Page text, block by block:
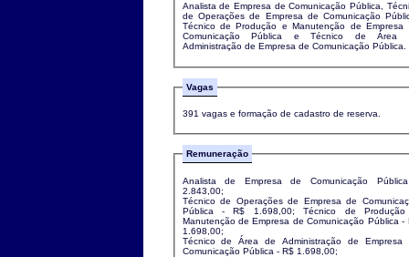
Analista de Empresa de Comunicação Pública,
de Operações de Empresa de Comunicação
Técnico de Produção e Manutenção de Empresa
Comunicação Pública e Técnico de Área
Administração de Empresa de Comunicação Pública.
Vagas
391 vagas e formação de cadastro de reserva.
Remuneração
Analista de Empresa de Comunicação
2.843,00;
Técnico de Operações de Empresa de
Pública - R$ 1.698,00; Técnico de
Manutenção de Empresa de Comunicação Pública -
1.698,00;
Técnico de Área de Administração de Empresa
Comunicação Pública - R$ 1.698,00;